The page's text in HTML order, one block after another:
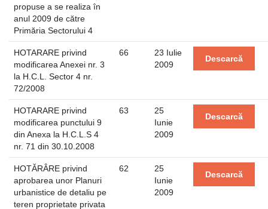
propuse a se realiza în
anul 2009 de către
Primăria Sectorului 4
HOTARARE privind
modificarea Anexei nr. 3
la H.C.L. Sector 4 nr.
72/2008
66
23 Iulie
2009
Descarcă
HOTARARE privind
modificarea punctului 9
din Anexa la H.C.L.S 4
nr. 71 din 30.10.2008
63
25
Iunie
2009
Descarcă
HOTĂRÂRE privind
aprobarea unor Planuri
urbanistice de detaliu pe
teren proprietate privata
62
25
Iunie
2009
Descarcă